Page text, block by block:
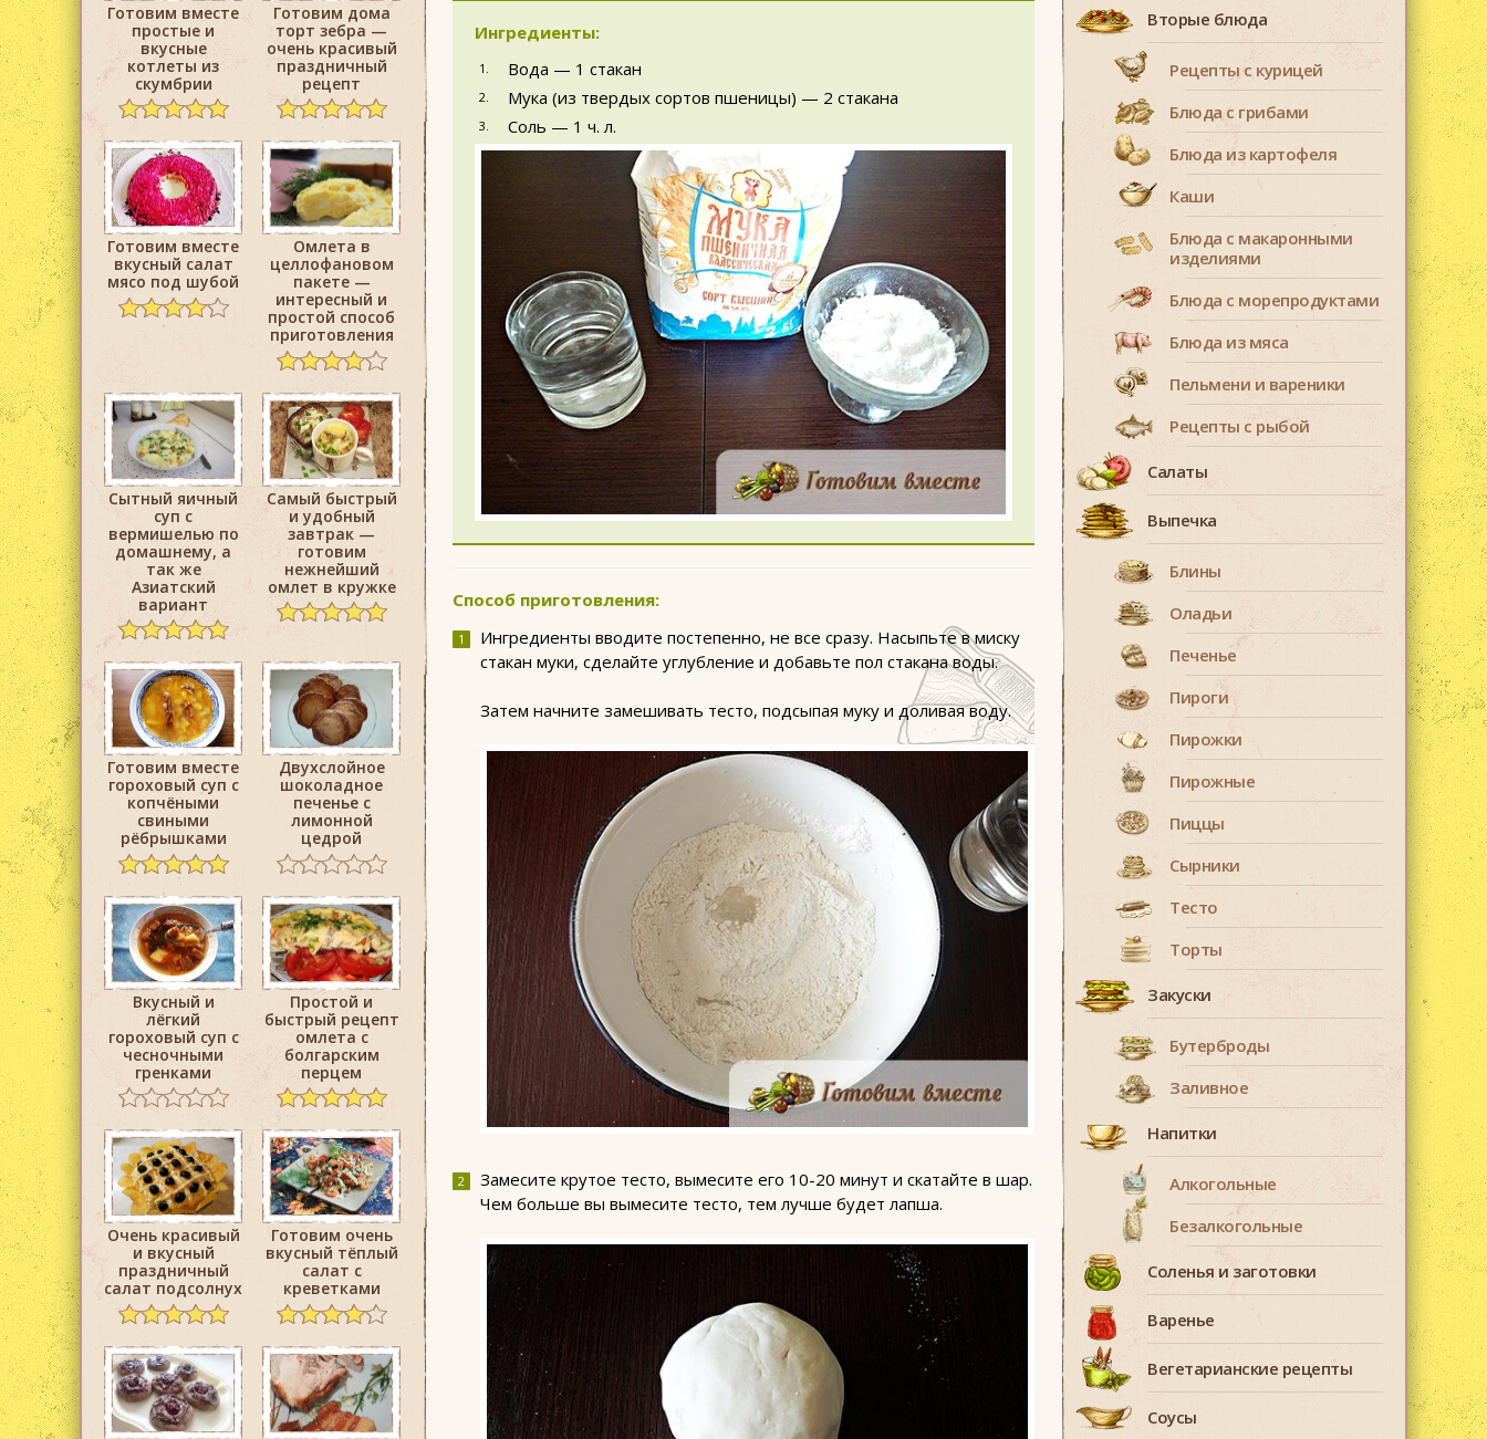
Ингредиенты:
Вода — 1 стакан
Мука (из твердых сортов пшеницы) — 2 стакана
Соль — 1 ч. л.
Способ приготовления:
Ингредиенты вводите постепенно, не все сразу. Насыпьте в миску
стакан муки, сделайте углубление и добавьте пол стакана воды.
Затем начните замешивать тесто, подсыпая муку и доливая воду.
Замесите крутое тесто, вымесите его 10-20 минут и скатайте в шар.
Чем больше вы вымесите тесто, тем лучше будет лапша.
Готовим вместе
простые и
вкусные
котлеты из
скумбрии
Готовим дома
торт зебра —
очень красивый
праздничный
рецепт
Готовим вместе
вкусный салат
мясо под шубой
Омлета в
целлофановом
пакете —
интересный и
простой способ
приготовления
Сытный яичный
суп с
вермишелью по
домашнему, а
так же
Азиатский
вариант
Самый быстрый
и удобный
завтрак —
готовим
нежнейший
омлет в кружке
Готовим вместе
гороховый суп с
копчёными
свиными
рёбрышками
Двухслойное
шоколадное
печенье с
лимонной
цедрой
Вкусный и
лёгкий
гороховый суп с
чесночными
гренками
Простой и
быстрый рецепт
омлета с
болгарским
перцем
Очень красивый
и вкусный
праздничный
салат подсолнух
Готовим очень
вкусный тёплый
салат с
креветками
Вторые блюда
Рецепты с курицей
Блюда с грибами
Блюда из картофеля
Каши
Блюда с макаронными
изделиями
Блюда с морепродуктами
Блюда из мяса
Пельмени и вареники
Рецепты с рыбой
Салаты
Выпечка
Блины
Оладьи
Печенье
Пироги
Пирожки
Пирожные
Пиццы
Сырники
Тесто
Торты
Закуски
Бутерброды
Заливное
Напитки
Алкогольные
Безалкогольные
Соленья и заготовки
Варенье
Вегетарианские рецепты
Соусы